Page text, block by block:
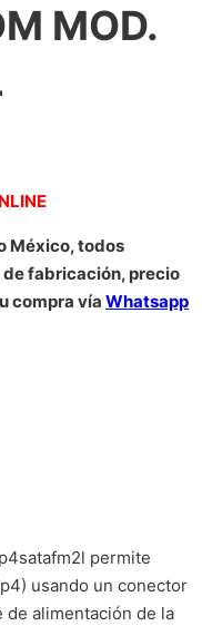
MOD.
México, todos
fabricación, precio
compra vía Whatsapp
permite
usando un conector
de alimentación de la